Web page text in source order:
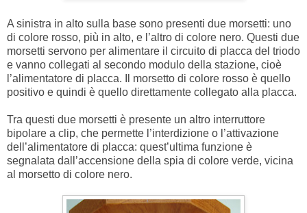
A sinistra in alto sulla base sono presenti due morsetti: uno
di colore rosso, più in alto, e l’altro di colore nero. Questi due
morsetti servono per alimentare il circuito di placca del triodo
e vanno collegati al secondo modulo della stazione, cioè
l’alimentatore di placca. Il morsetto di colore rosso è quello
positivo e quindi è quello direttamente collegato alla placca.
Tra questi due morsetti è presente un altro interruttore
bipolare a clip, che permette l’interdizione o l’attivazione
dell’alimentatore di placca: quest’ultima funzione è
segnalata dall’accensione della spia di colore verde, vicina
al morsetto di colore nero.